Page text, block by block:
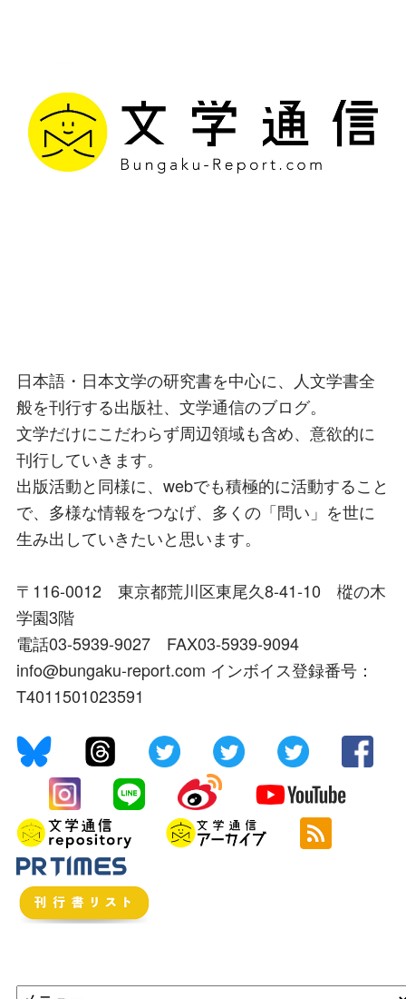
日本語・日本文学の研究書を中心に、人文学書全
般を刊行する出版社、文学通信のブログ。
文学だけにこだわらず周辺領域も含め、意欲的に
刊行していきます。
出版活動と同様に、webでも積極的に活動すること
で、多様な情報をつなげ、多くの「問い」を世に
生み出していきたいと思います。
〒116-0012 東京都荒川区東尾久8-41-10 樅の木
学園3階
電話03-5939-9027 FAX03-5939-9094
info@bungaku-report.com インボイス登録番号：
T4011501023591